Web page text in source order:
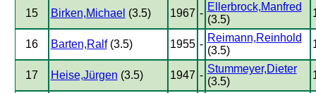
15 Birken,Michael (3.5) 1967 -
Ellerbrock,Manfred
(3.5)
16 Barten,Ralf(3.5) 1955 -
Reimann,Reinhold
(3.5)
17 Heise,Jürgen (3.5) 1947 -
Stummeyer,Dieter
(3.5)